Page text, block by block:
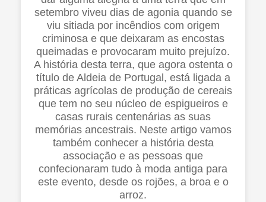
setembro viveu dias de agonia quando se
viu sitiada por incêndios com origem
criminosa e que deixaram as encostas
queimadas e provocaram muito prejuízo.
A história desta terra, que agora ostenta o
título de Aldeia de Portugal, está ligada a
práticas agrícolas de produção de cereais
que tem no seu núcleo de espigueiros e
casas rurais centenárias as suas
memórias ancestrais. Neste artigo vamos
também conhecer a história desta
associação e as pessoas que
confecionaram tudo à moda antiga para
este evento, desde os rojões, a broa e o
arroz.